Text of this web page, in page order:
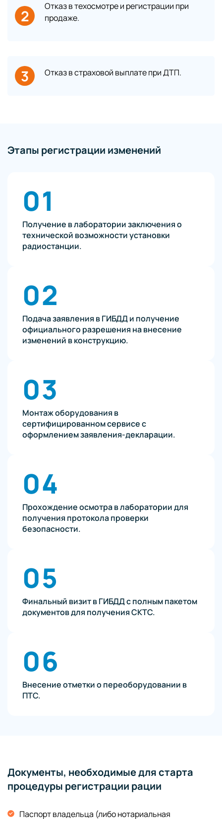
2
Отказ в техосмотре и регистрации при
продаже.
3 Отказ в страховой выплате при ДТП.
Этапы регистрации изменений
01
Получение в лаборатории заключения о
технической возможности установки
радиостанции.
02
Подача заявления в ГИБДД и получение
официального разрешения на внесение
изменений в конструкцию.
03
Монтаж оборудования в
сертифицированном сервисе с
оформлением заявления-декларации.
04
Прохождение осмотра в лаборатории для
получения протокола проверки
безопасности.
05
Финальный визит в ГИБДД с полным пакетом
документов для получения СКТС.
06
Внесение отметки о переоборудовании в
ПТС.
Документы, необходимые для старта
процедуры регистрации рации
Паспорт владельца (либо нотариальная